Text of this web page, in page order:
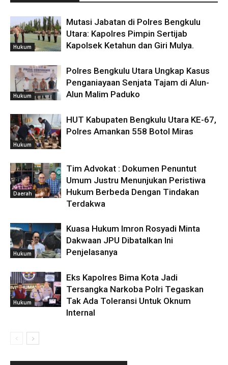
Hukum
Mutasi Jabatan di Polres Bengkulu
Utara: Kapolres Pimpin Sertijab
Kapolsek Ketahun dan Giri Mulya.
Hukum
Polres Bengkulu Utara Ungkap Kasus
Penganiayaan Senjata Tajam di Alun-
Alun Malim Paduko
Hukum
HUT Kabupaten Bengkulu Utara KE-67,
Polres Amankan 558 Botol Miras
Daerah
Tim Advokat : Dokumen Penuntut
Umum Justru Menunjukan Peristiwa
Hukum Berbeda Dengan Tindakan
Terdakwa
Hukum
Kuasa Hukum Imron Rosyadi Minta
Dakwaan JPU Dibatalkan Ini
Penjelasanya
Hukum
Eks Kapolres Bima Kota Jadi
Tersangka Narkoba Polri Tegaskan
Tak Ada Toleransi Untuk Oknum
Internal